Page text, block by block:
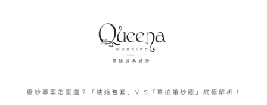
緒✔️輕鬆舒適的拍攝節奏：不用擔心尷尬或不會擺姿勢✔️客製
化拍攝風格：無論是溫馨、韓系、自然互動都能呈現💎 家人
的幸福值得最高規格的儀式感有些幸福，不是每天都有機會
肚子裡的小生命，正在悄悄改變妳的人生。無論是全家團